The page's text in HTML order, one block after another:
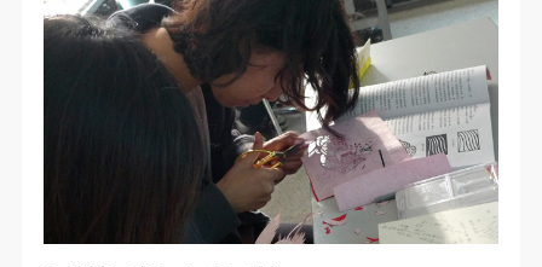
带有甲方肖像的作品的使用达成如下一致协议：
一、 一般约定
（1）、甲方为本协议中的肖像权人，自愿将自己的
肖像权许可乙方作符合本协议约定和法律规定的用
（2）、乙方中央美术学院美术馆是一所具有标志
性、专业性、国际化的现代公共美术馆。中央美术学
带有甲方肖像的作品的使用达成如下一致协议：
一、 一般约定
（1）、甲方为本协议中的肖像权人，自愿将自己的
肖像权许可乙方作符合本协议约定和法律规定的用
（2）、乙方中央美术学院美术馆是一所具有标志
性、专业性、国际化的现代公共美术馆。中央美术学
带有甲方肖像的作品的使用达成如下一致协议：
一、 一般约定
（1）、甲方为本协议中的肖像权人，自愿将自己的
肖像权许可乙方作符合本协议约定和法律规定的用
（2）、乙方中央美术学院美术馆是一所具有标志
性、专业性、国际化的现代公共美术馆。中央美术学
手机号码
手机号码将作为您的登录账号
登录